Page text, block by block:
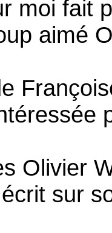
moi fait
aimé
Olivier
sur